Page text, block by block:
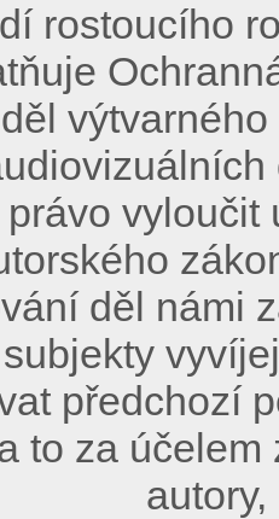
rostoucího
děl námi
předchozí
to za